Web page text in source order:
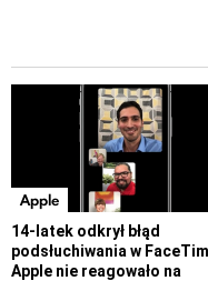
Apple
14-latek odkrył błąd
podsłuchiwania w
Apple nie reagowało na